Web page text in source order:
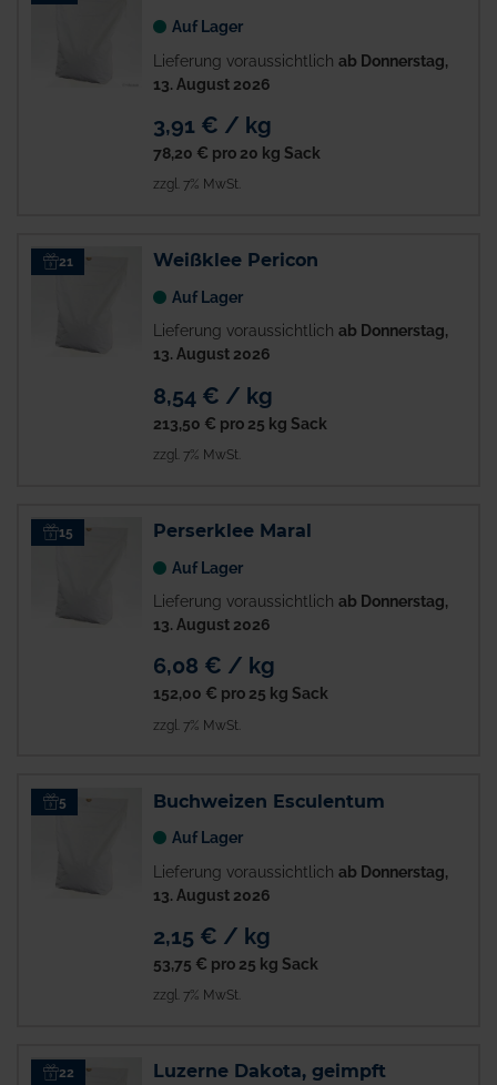
Auf Lager
Lieferung voraussichtlich ab Donnerstag,
13. August 2026
3,91 € / kg
78,20 € pro 20 kg Sack
zzgl. 7% MwSt.
21 Weißklee Pericon
Auf Lager
Lieferung voraussichtlich ab Donnerstag,
13. August 2026
8,54 € / kg
213,50 € pro 25 kg Sack
zzgl. 7% MwSt.
15 Perserklee Maral
Auf Lager
Lieferung voraussichtlich ab Donnerstag,
13. August 2026
6,08 € / kg
152,00 € pro 25 kg Sack
zzgl. 7% MwSt.
5 Buchweizen Esculentum
Auf Lager
Lieferung voraussichtlich ab Donnerstag,
13. August 2026
2,15 € / kg
53,75 € pro 25 kg Sack
zzgl. 7% MwSt.
22 Luzerne Dakota, geimpft